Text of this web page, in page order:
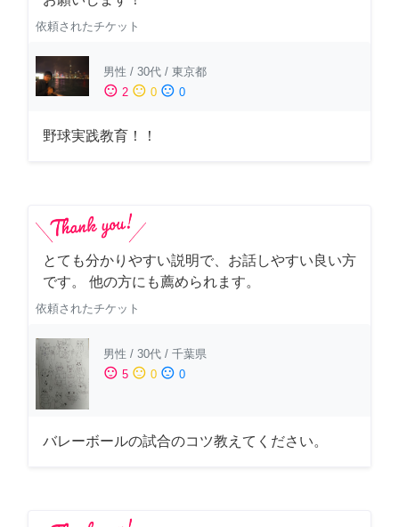
依頼されたチケット
男性 / 30代 / 東京都
sentiment_satisfied 2 sentiment_neutral 0 sentiment_dissatisfied 0
野球実践教育！！
とても分かりやすい説明で、お話しやすい良い方
です。 他の方にも薦められます。
依頼されたチケット
男性 / 30代 / 千葉県
sentiment_satisfied 5 sentiment_neutral 0 sentiment_dissatisfied 0
バレーボールの試合のコツ教えてください。